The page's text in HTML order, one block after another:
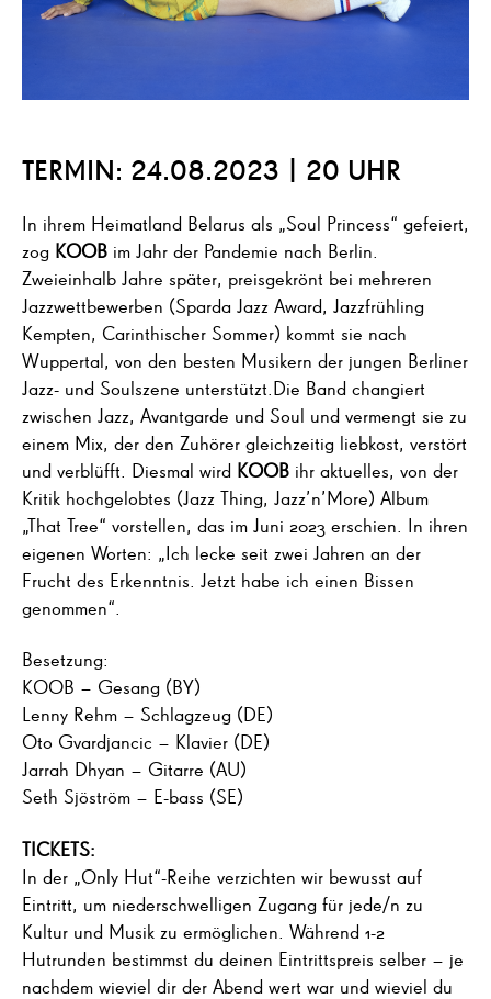
TERMIN: 24.08.2023 | 20 UHR
In ihrem Heimatland Belarus als „Soul Princess“ gefeiert,
zog KOOB im Jahr der Pandemie nach Berlin.
Zweieinhalb Jahre später, preisgekrönt bei mehreren
Jazzwettbewerben (Sparda Jazz Award, Jazzfrühling
Kempten, Carinthischer Sommer) kommt sie nach
Wuppertal, von den besten Musikern der jungen Berliner
Jazz- und Soulszene unterstützt.Die Band changiert
zwischen Jazz, Avantgarde und Soul und vermengt sie zu
einem Mix, der den Zuhörer gleichzeitig liebkost, verstört
und verblüfft. Diesmal wird KOOB ihr aktuelles, von der
Kritik hochgelobtes (Jazz Thing, Jazz’n’More) Album
„That Tree“ vorstellen, das im Juni 2023 erschien. In ihren
eigenen Worten: „Ich lecke seit zwei Jahren an der
Frucht des Erkenntnis. Jetzt habe ich einen Bissen
genommen“.
Besetzung:
KOOB – Gesang (BY)
Lenny Rehm – Schlagzeug (DE)
Oto Gvardjancic – Klavier (DE)
Jarrah Dhyan – Gitarre (AU)
Seth Sjöström – E-bass (SE)
TICKETS:
In der „Only Hut“-Reihe verzichten wir bewusst auf
Eintritt, um niederschwelligen Zugang für jede/n zu
Kultur und Musik zu ermöglichen. Während 1-2
Hutrunden bestimmst du deinen Eintrittspreis selber – je
nachdem wieviel dir der Abend wert war und wieviel du